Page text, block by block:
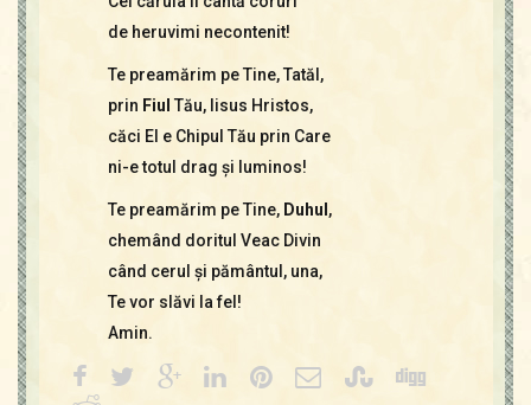
de heruvimi necontenit!
Te preamărim pe Tine, Tatăl,
prin FiulTău, Iisus Hristos,
căci El e Chipul Tău prin Care
ni-e totul drag şi luminos!
Te preamărim pe Tine, Duhul,
chemând doritul Veac Divin
când cerul şi pământul, una,
Te vor slăvi la fel!
Amin.